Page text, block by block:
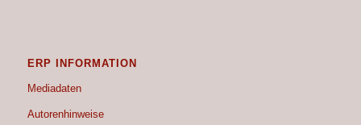
ERP INFORMATION
Mediadaten
Autorenhinweise